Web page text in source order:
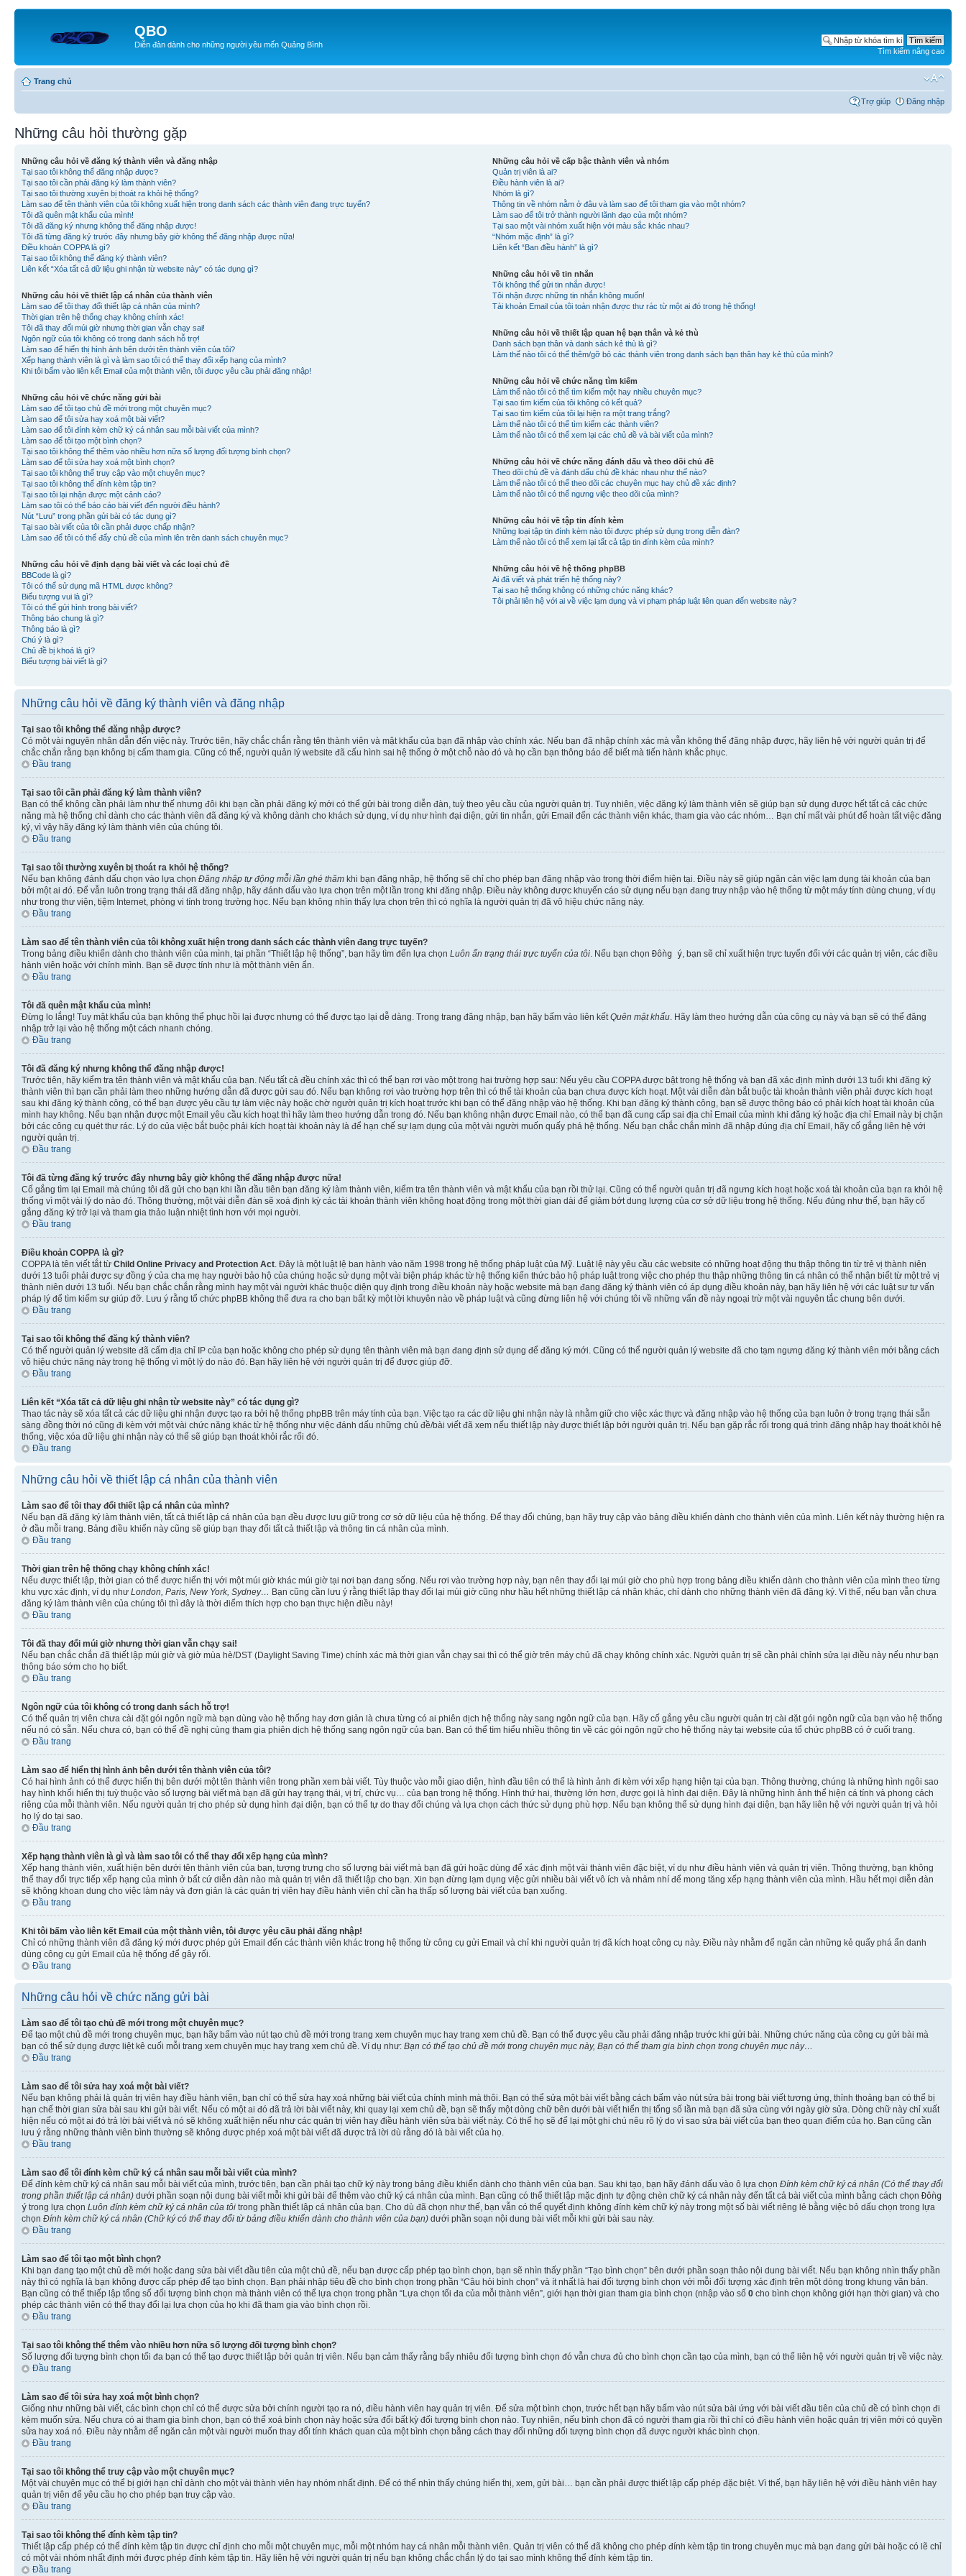
QBO
Diễn đàn dành cho những người yêu mến Quảng Bình
Tìm kiếm nâng cao
Trang chủ
Trợ giúp Đăng nhập
Những câu hỏi thường gặp
Những câu hỏi về đăng ký thành viên và đăng nhập
Tại sao tôi không thể đăng nhập được?
Tại sao tôi cần phải đăng ký làm thành viên?
Tại sao tôi thường xuyên bị thoát ra khỏi hệ thống?
Làm sao để tên thành viên của tôi không xuất hiện trong danh sách các thành viên đang trực tuyến?
Tôi đã quên mật khẩu của mình!
Tôi đã đăng ký nhưng không thể đăng nhập được!
Tôi đã từng đăng ký trước đây nhưng bây giờ không thể đăng nhập được nữa!
Điều khoản COPPA là gì?
Tại sao tôi không thể đăng ký thành viên?
Liên kết “Xóa tất cả dữ liệu ghi nhận từ website này” có tác dụng gì?
Những câu hỏi về thiết lập cá nhân của thành viên
Làm sao để tôi thay đổi thiết lập cá nhân của mình?
Thời gian trên hệ thống chạy không chính xác!
Tôi đã thay đổi múi giờ nhưng thời gian vẫn chạy sai!
Ngôn ngữ của tôi không có trong danh sách hỗ trợ!
Làm sao để hiển thị hình ảnh bên dưới tên thành viên của tôi?
Xếp hạng thành viên là gì và làm sao tôi có thể thay đổi xếp hạng của mình?
Khi tôi bấm vào liên kết Email của một thành viên, tôi được yêu cầu phải đăng nhập!
Những câu hỏi về chức năng gửi bài
Làm sao để tôi tạo chủ đề mới trong một chuyên mục?
Làm sao để tôi sửa hay xoá một bài viết?
Làm sao để tôi đính kèm chữ ký cá nhân sau mỗi bài viết của mình?
Làm sao để tôi tạo một bình chọn?
Tại sao tôi không thể thêm vào nhiều hơn nữa số lượng đối tượng bình chọn?
Làm sao để tôi sửa hay xoá một bình chọn?
Tại sao tôi không thể truy cập vào một chuyên mục?
Tại sao tôi không thể đính kèm tập tin?
Tại sao tôi lại nhận được một cảnh cáo?
Làm sao tôi có thể báo cáo bài viết đến người điều hành?
Nút “Lưu” trong phần gửi bài có tác dụng gì?
Tại sao bài viết của tôi cần phải được chấp nhận?
Làm sao để tôi có thể đẩy chủ đề của mình lên trên danh sách chuyên mục?
Những câu hỏi về định dạng bài viết và các loại chủ đề
BBCode là gì?
Tôi có thể sử dụng mã HTML được không?
Biểu tượng vui là gì?
Tôi có thể gửi hình trong bài viết?
Thông báo chung là gì?
Thông báo là gì?
Chú ý là gì?
Chủ đề bị khoá là gì?
Biểu tượng bài viết là gì?
Những câu hỏi về cấp bậc thành viên và nhóm
Quản trị viên là ai?
Điều hành viên là ai?
Nhóm là gì?
Thông tin về nhóm nằm ở đâu và làm sao để tôi tham gia vào một nhóm?
Làm sao để tôi trở thành người lãnh đạo của một nhóm?
Tại sao một vài nhóm xuất hiện với màu sắc khác nhau?
“Nhóm mặc định” là gì?
Liên kết “Ban điều hành” là gì?
Những câu hỏi về tin nhắn
Tôi không thể gửi tin nhắn được!
Tôi nhận được những tin nhắn không muốn!
Tài khoản Email của tôi toàn nhận được thư rác từ một ai đó trong hệ thống!
Những câu hỏi về thiết lập quan hệ bạn thân và kẻ thù
Danh sách bạn thân và danh sách kẻ thù là gì?
Làm thế nào tôi có thể thêm/gỡ bỏ các thành viên trong danh sách bạn thân hay kẻ thù của mình?
Những câu hỏi về chức năng tìm kiếm
Làm thế nào tôi có thể tìm kiếm một hay nhiều chuyên mục?
Tại sao tìm kiếm của tôi không có kết quả?
Tại sao tìm kiếm của tôi lại hiện ra một trang trắng?
Làm thế nào tôi có thể tìm kiếm các thành viên?
Làm thế nào tôi có thể xem lại các chủ đề và bài viết của mình?
Những câu hỏi về chức năng đánh dấu và theo dõi chủ đề
Theo dõi chủ đề và đánh dấu chủ đề khác nhau như thế nào?
Làm thế nào tôi có thể theo dõi các chuyên mục hay chủ đề xác định?
Làm thế nào tôi có thể ngưng việc theo dõi của mình?
Những câu hỏi về tập tin đính kèm
Những loại tập tin đính kèm nào tôi được phép sử dụng trong diễn đàn?
Làm thế nào tôi có thể xem lại tất cả tập tin đính kèm của mình?
Những câu hỏi về hệ thống phpBB
Ai đã viết và phát triển hệ thống này?
Tại sao hệ thống không có những chức năng khác?
Tôi phải liên hệ với ai về việc lạm dụng và vi phạm pháp luật liên quan đến website này?
Những câu hỏi về đăng ký thành viên và đăng nhập
Tại sao tôi không thể đăng nhập được?
Có một vài nguyên nhân dẫn đến việc này. Trước tiên, hãy chắc chắn rằng tên thành viên và mật khẩu của bạn đã nhập vào chính xác. Nếu bạn đã nhập chính xác mà vẫn không thể đăng nhập được, hãy liên hệ với người quản trị để
chắc chắn rằng bạn không bị cấm tham gia. Cũng có thể, người quản lý website đã cấu hình sai hệ thống ở một chỗ nào đó và họ cần bạn thông báo để biết mà tiến hành khắc phục.
Đầu trang
Tại sao tôi cần phải đăng ký làm thành viên?
Bạn có thể không cần phải làm như thế nhưng đôi khi bạn cần phải đăng ký mới có thể gửi bài trong diễn đàn, tuỳ theo yêu cầu của người quản trị. Tuy nhiên, việc đăng ký làm thành viên sẽ giúp bạn sử dụng được hết tất cả các chức
năng mà hệ thống chỉ dành cho các thành viên đã đăng ký và không dành cho khách sử dụng, ví dụ như hình đại diện, gửi tin nhắn, gửi Email đến các thành viên khác, tham gia vào các nhóm… Bạn chỉ mất vài phút để hoàn tất việc đăng
ký, vì vậy hãy đăng ký làm thành viên của chúng tôi.
Đầu trang
Tại sao tôi thường xuyên bị thoát ra khỏi hệ thống?
Nếu bạn không đánh dấu chọn vào lựa chọn Đăng nhập tự động mỗi lần ghé thăm khi bạn đăng nhập, hệ thống sẽ chỉ cho phép bạn đăng nhập vào trong thời điểm hiện tại. Điều này sẽ giúp ngăn cản việc lạm dụng tài khoản của bạn
bởi một ai đó. Để vẫn luôn trong trạng thái đã đăng nhập, hãy đánh dấu vào lựa chọn trên một lần trong khi đăng nhập. Điều này không được khuyến cáo sử dụng nếu bạn đang truy nhập vào hệ thống từ một máy tính dùng chung, ví dụ
như trong thư viện, tiệm Internet, phòng vi tính trong trường học. Nếu bạn không nhìn thấy lựa chọn trên thì có nghĩa là người quản trị đã vô hiệu chức năng này.
Đầu trang
Làm sao để tên thành viên của tôi không xuất hiện trong danh sách các thành viên đang trực tuyến?
Trong bảng điều khiển dành cho thành viên của mình, tại phần “Thiết lập hệ thống”, bạn hãy tìm đến lựa chọn Luôn ẩn trạng thái trực tuyến của tôi . Nếu bạn chọn Đồng ý , bạn sẽ chỉ xuất hiện trực tuyến đối với các quản trị viên, các điều
hành viên hoặc với chính mình. Bạn sẽ được tính như là một thành viên ẩn.
Đầu trang
Tôi đã quên mật khẩu của mình!
Đừng lo lắng! Tuy mật khẩu của bạn không thể phục hồi lại được nhưng có thể được tạo lại dễ dàng. Trong trang đăng nhập, bạn hãy bấm vào liên kết Quên mật khẩu . Hãy làm theo hướng dẫn của công cụ này và bạn sẽ có thể đăng
nhập trở lại vào hệ thống một cách nhanh chóng.
Đầu trang
Tôi đã đăng ký nhưng không thể đăng nhập được!
Trước tiên, hãy kiểm tra tên thành viên và mật khẩu của bạn. Nếu tất cả đều chính xác thì có thể bạn rơi vào một trong hai trường hợp sau: Nếu yêu cầu COPPA được bật trong hệ thống và bạn đã xác định mình dưới 13 tuổi khi đăng ký
thành viên thì bạn cần phải làm theo những hướng dẫn đã được gửi sau đó. Nếu bạn không rơi vào trường hợp trên thì có thể tài khoản của bạn chưa được kích hoạt. Một vài diễn đàn bắt buộc tài khoản thành viên phải được kích hoạt
sau khi đăng ký thành công, có thể bạn được yêu cầu tự làm việc này hoặc chờ người quản trị kích hoạt trước khi bạn có thể đăng nhập vào hệ thống. Khi bạn đăng ký thành công, bạn sẽ được thông báo có phải kích hoạt tài khoản của
mình hay không. Nếu bạn nhận được một Email yêu cầu kích hoạt thì hãy làm theo hướng dẫn trong đó. Nếu bạn không nhận được Email nào, có thể bạn đã cung cấp sai địa chỉ Email của mình khi đăng ký hoặc địa chỉ Email này bị chặn
bởi các công cụ quét thư rác. Lý do của việc bắt buộc phải kích hoạt tài khoản này là để hạn chế sự lạm dụng của một vài người muốn quấy phá hệ thống. Nếu bạn chắc chắn mình đã nhập đúng địa chỉ Email, hãy cố gắng liên hệ với
người quản trị.
Đầu trang
Tôi đã từng đăng ký trước đây nhưng bây giờ không thể đăng nhập được nữa!
Cố gắng tìm lại Email mà chúng tôi đã gửi cho bạn khi lần đầu tiên bạn đăng ký làm thành viên, kiểm tra tên thành viên và mật khẩu của bạn rồi thử lại. Cũng có thể người quản trị đã ngưng kích hoạt hoặc xoá tài khoản của bạn ra khỏi hệ
thống vì một vài lý do nào đó. Thông thường, một vài diễn đàn sẽ xoá định kỳ các tài khoản thành viên không hoạt động trong một thời gian dài để giảm bớt dung lượng của cơ sở dữ liệu trong hệ thống. Nếu đúng như thế, bạn hãy cố
gắng đăng ký trở lại và tham gia thảo luận nhiệt tình hơn với mọi người.
Đầu trang
Điều khoản COPPA là gì?
COPPA là tên viết tắt từ Child Online Privacy and Protection Act . Đây là một luật lệ ban hành vào năm 1998 trong hệ thống pháp luật của Mỹ. Luật lệ này yêu cầu các website có những hoạt động thu thập thông tin từ trẻ vị thành niên
dưới 13 tuổi phải được sự đồng ý của cha mẹ hay người bảo hộ của chúng hoặc sử dụng một vài biện pháp khác từ hệ thống kiến thức bảo hộ pháp luật trong việc cho phép thu thập những thông tin cá nhân có thể nhận biết từ một trẻ vị
thành niên dưới 13 tuổi. Nếu bạn chắc chắn rằng mình hay một vài người khác thuộc diện quy định trong điều khoản này hoặc website mà bạn đang đăng ký thành viên có áp dụng điều khoản này, bạn hãy liên hệ với các luật sư tư vấn
pháp lý để tìm kiếm sự giúp đỡ. Lưu ý rằng tổ chức phpBB không thể đưa ra cho bạn bất kỳ một lời khuyên nào về pháp luật và cũng đừng liên hệ với chúng tôi về những vấn đề này ngoại trừ một vài nguyên tắc chung bên dưới.
Đầu trang
Tại sao tôi không thể đăng ký thành viên?
Có thể người quản lý website đã cấm địa chỉ IP của bạn hoặc không cho phép sử dụng tên thành viên mà bạn đang định sử dụng để đăng ký mới. Cũng có thể người quản lý website đã cho tạm ngưng đăng ký thành viên mới bằng cách
vô hiệu chức năng này trong hệ thống vì một lý do nào đó. Bạn hãy liên hệ với người quản trị để được giúp đỡ.
Đầu trang
Liên kết “Xóa tất cả dữ liệu ghi nhận từ website này” có tác dụng gì?
Thao tác này sẽ xóa tất cả các dữ liệu ghi nhận được tạo ra bởi hệ thống phpBB trên máy tính của bạn. Việc tạo ra các dữ liệu ghi nhận này là nhằm giữ cho việc xác thực và đăng nhập vào hệ thống của bạn luôn ở trong trạng thái sẵn
sàng đồng thời nó cũng đi kèm với một vài chức năng khác từ hệ thống như việc đánh dấu những chủ đề/bài viết đã xem nếu thiết lập này được thiết lập bởi người quản trị. Nếu bạn gặp rắc rối trong quá trình đăng nhập hay thoát khỏi hệ
thống, việc xóa dữ liệu ghi nhận này có thể sẽ giúp bạn thoát khỏi rắc rối đó.
Đầu trang
Những câu hỏi về thiết lập cá nhân của thành viên
Làm sao để tôi thay đổi thiết lập cá nhân của mình?
Nếu bạn đã đăng ký làm thành viên, tất cả thiết lập cá nhân của bạn đều được lưu giữ trong cơ sở dữ liệu của hệ thống. Để thay đổi chúng, bạn hãy truy cập vào bảng điều khiển dành cho thành viên của mình. Liên kết này thường hiện ra
ở đầu mỗi trang. Bảng điều khiển này cũng sẽ giúp bạn thay đổi tất cả thiết lập và thông tin cá nhân của mình.
Đầu trang
Thời gian trên hệ thống chạy không chính xác!
Nếu được thiết lập, thời gian có thể được hiển thị với một múi giờ khác múi giờ tại nơi bạn đang sống. Nếu rơi vào trường hợp này, bạn nên thay đổi lại múi giờ cho phù hợp trong bảng điều khiển dành cho thành viên của mình theo từng
khu vực xác định, ví dụ như London, Paris, New York, Sydney… Bạn cũng cần lưu ý rằng thiết lập thay đổi lại múi giờ cũng như hầu hết những thiết lập cá nhân khác, chỉ dành cho những thành viên đã đăng ký. Vì thế, nếu bạn vẫn chưa
đăng ký làm thành viên của chúng tôi thì đây là thời điểm thích hợp cho bạn thực hiện điều này!
Đầu trang
Tôi đã thay đổi múi giờ nhưng thời gian vẫn chạy sai!
Nếu bạn chắc chắn đã thiết lập múi giờ và giờ mùa hè/DST (Daylight Saving Time) chính xác mà thời gian vẫn chạy sai thì có thể giờ trên máy chủ đã chạy không chính xác. Người quản trị sẽ cần phải chỉnh sửa lại điều này nếu như bạn
thông báo sớm cho họ biết.
Đầu trang
Ngôn ngữ của tôi không có trong danh sách hỗ trợ!
Có thể quản trị viên chưa cài đặt gói ngôn ngữ mà bạn dùng vào hệ thống hay đơn giản là chưa từng có ai phiên dịch hệ thống này sang ngôn ngữ của bạn. Hãy cố gắng yêu cầu người quản trị cài đặt gói ngôn ngữ của bạn vào hệ thống
nếu nó có sẵn. Nếu chưa có, bạn có thể đề nghị cùng tham gia phiên dịch hệ thống sang ngôn ngữ của bạn. Bạn có thể tìm hiểu nhiều thông tin về các gói ngôn ngữ cho hệ thống này tại website của tổ chức phpBB có ở cuối trang.
Đầu trang
Làm sao để hiển thị hình ảnh bên dưới tên thành viên của tôi?
Có hai hình ảnh có thể được hiển thị bên dưới một tên thành viên trong phần xem bài viết. Tùy thuộc vào mỗi giao diện, hình đầu tiên có thể là hình ảnh đi kèm với xếp hạng hiện tại của bạn. Thông thường, chúng là những hình ngôi sao
hay hình khối hiển thị tuỳ thuộc vào số lượng bài viết mà bạn đã gửi hay trạng thái, vị trí, chức vụ… của bạn trong hệ thống. Hình thứ hai, thường lớn hơn, được gọi là hình đại diện. Đây là những hình ảnh thể hiện cá tính và phong cách
riêng của mỗi thành viên. Nếu người quản trị cho phép sử dụng hình đại diện, bạn có thể tự do thay đổi chúng và lựa chọn cách thức sử dụng phù hợp. Nếu bạn không thể sử dụng hình đại diện, bạn hãy liên hệ với người quản trị và hỏi
họ lý do tại sao.
Đầu trang
Xếp hạng thành viên là gì và làm sao tôi có thể thay đổi xếp hạng của mình?
Xếp hạng thành viên, xuất hiện bên dưới tên thành viên của bạn, tượng trưng cho số lượng bài viết mà bạn đã gửi hoặc dùng để xác định một vài thành viên đặc biệt, ví dụ như điều hành viên và quản trị viên. Thông thường, bạn không
thể thay đổi trực tiếp xếp hạng của mình ở bất cứ diễn đàn nào mà quản trị viên đã thiết lập cho bạn. Xin bạn đừng lạm dụng việc gửi nhiều bài viết vô ích và nhảm nhí để mong tăng xếp hạng thành viên của mình. Hầu hết mọi diễn đàn
sẽ không khoan dung cho việc làm này và đơn giản là các quản trị viên hay điều hành viên chỉ cần hạ thấp số lượng bài viết của bạn xuống.
Đầu trang
Khi tôi bấm vào liên kết Email của một thành viên, tôi được yêu cầu phải đăng nhập!
Chỉ có những thành viên đã đăng ký mới được phép gửi Email đến các thành viên khác trong hệ thống từ công cụ gửi Email và chỉ khi người quản trị đã kích hoạt công cụ này. Điều này nhằm để ngăn cản những kẻ quấy phá ẩn danh
dùng công cụ gửi Email của hệ thống để gây rối.
Đầu trang
Những câu hỏi về chức năng gửi bài
Làm sao để tôi tạo chủ đề mới trong một chuyên mục?
Để tạo một chủ đề mới trong chuyên mục, bạn hãy bấm vào nút tạo chủ đề mới trong trang xem chuyên mục hay trang xem chủ đề. Bạn có thể được yêu cầu phải đăng nhập trước khi gửi bài. Những chức năng của công cụ gửi bài mà
bạn có thể sử dụng được liệt kê cuối mỗi trang xem chuyên mục hay trang xem chủ đề. Ví dụ như: Bạn có thể tạo chủ đề mới trong chuyên mục này, Bạn có thể tham gia bình chọn trong chuyên mục này…
Đầu trang
Làm sao để tôi sửa hay xoá một bài viết?
Nếu bạn không phải là quản trị viên hay điều hành viên, bạn chỉ có thể sửa hay xoá những bài viết của chính mình mà thôi. Bạn có thể sửa một bài viết bằng cách bấm vào nút sửa bài trong bài viết tương ứng, thỉnh thoảng bạn có thể bị
hạn chế thời gian sửa bài sau khi gửi bài viết. Nếu có một ai đó đã trả lời bài viết này, khi quay lại xem chủ đề, bạn sẽ thấy một dòng chữ bên dưới bài viết hiển thị tổng số lần mà bạn đã sửa cùng với ngày giờ sửa. Dòng chữ này chỉ xuất
hiện nếu có một ai đó trả lời bài viết và nó sẽ không xuất hiện nếu như các quản trị viên hay điều hành viên sửa bài viết này. Có thể họ sẽ để lại một ghi chú nêu rõ lý do vì sao sửa bài viết của bạn theo quan điểm của họ. Bạn cũng cần
lưu ý rằng những thành viên bình thường sẽ không được phép xoá một bài viết đã được trả lời dù rằng đó là bài viết của họ.
Đầu trang
Làm sao để tôi đính kèm chữ ký cá nhân sau mỗi bài viết của mình?
Để đính kèm chữ ký cá nhân sau mỗi bài viết của mình, trước tiên, bạn cần phải tạo chữ ký này trong bảng điều khiển dành cho thành viên của bạn. Sau khi tạo, bạn hãy đánh dấu vào ô lựa chọn Đính kèm chữ ký cá nhân (Có thể thay đổi
trong phần thiết lập cá nhân) dưới phần soạn nội dung bài viết mỗi khi gửi bài để thêm vào chữ ký cá nhân của mình. Bạn cũng có thể thiết lập mặc định tự động chèn chữ ký cá nhân này đến tất cả bài viết của mình bằng cách chọn Đồng
ý trong lựa chọn Luôn đính kèm chữ ký cá nhân của tôi trong phần thiết lập cá nhân của bạn. Cho dù đã chọn như thế, bạn vẫn có thể quyết định không đính kèm chữ ký này trong một số bài viết riêng lẻ bằng việc bỏ dấu chọn trong lựa
chọn Đính kèm chữ ký cá nhân (Chữ ký có thể thay đổi từ bảng điều khiển dành cho thành viên của bạn) dưới phần soạn nội dung bài viết mỗi khi gửi bài sau này.
Đầu trang
Làm sao để tôi tạo một bình chọn?
Khi bạn đang tạo một chủ đề mới hoặc đang sửa bài viết đầu tiên của một chủ đề, nếu bạn được cấp phép tạo bình chọn, bạn sẽ nhìn thấy phần “Tạo bình chọn” bên dưới phần soạn thảo nội dung bài viết. Nếu bạn không nhìn thấy phần
này thì có nghĩa là bạn không được cấp phép để tạo bình chọn. Bạn phải nhập tiêu đề cho bình chọn trong phần “Câu hỏi bình chọn” và ít nhất là hai đối tượng bình chọn với mỗi đối tượng xác định trên một dòng trong khung văn bản.
Bạn cũng có thể thiếp lập tổng số đối tượng bình chọn mà thành viên có thể lựa chọn trong phần “Lựa chọn tối đa của mỗi thành viên”, giới hạn thời gian tham gia bình chọn (nhập vào số 0 cho bình chọn không giới hạn thời gian) và cho
phép các thành viên có thể thay đổi lại lựa chọn của họ khi đã tham gia vào bình chọn rồi.
Đầu trang
Tại sao tôi không thể thêm vào nhiều hơn nữa số lượng đối tượng bình chọn?
Số lượng đối tượng bình chọn tối đa bạn có thể tạo được thiết lập bởi quản trị viên. Nếu bạn cảm thấy rằng bấy nhiêu đối tượng bình chọn đó vẫn chưa đủ cho bình chọn cần tạo của mình, bạn có thể liên hệ với người quản trị về việc này.
Đầu trang
Làm sao để tôi sửa hay xoá một bình chọn?
Giống như những bài viết, các bình chọn chỉ có thể được sửa bởi chính người tạo ra nó, điều hành viên hay quản trị viên. Để sửa một bình chọn, trước hết bạn hãy bấm vào nút sửa bài ứng với bài viết đầu tiên của chủ đề có bình chọn đi
kèm muốn sửa. Nếu chưa có ai tham gia bình chọn, bạn có thể xoá bình chọn này hoặc sửa đổi bất kỳ đối tượng bình chọn nào. Tuy nhiên, nếu bình chọn đã có người tham gia rồi thì chỉ có điều hành viên hoặc quản trị viên mới có quyền
sửa hay xoá nó. Điều này nhằm để ngăn cản một vài người muốn thay đổi tính khách quan của một bình chọn bằng cách thay đổi những đối tượng bình chọn đã được người khác bình chọn.
Đầu trang
Tại sao tôi không thể truy cập vào một chuyên mục?
Một vài chuyên mục có thể bị giới hạn chỉ dành cho một vài thành viên hay nhóm nhất định. Để có thể nhìn thấy chúng hiển thị, xem, gửi bài… bạn cần phải được thiết lập cấp phép đặc biệt. Vì thế, bạn hãy liên hệ với điều hành viên hay
quản trị viên để yêu cầu họ cho phép bạn truy cập vào.
Đầu trang
Tại sao tôi không thể đính kèm tập tin?
Thiết lập cấp phép có thể đính kèm tập tin được chỉ định cho mỗi một chuyên mục, mỗi một nhóm hay cá nhân mỗi thành viên. Quản trị viên có thể đã không cho phép đính kèm tập tin trong chuyên mục mà bạn đang gửi bài hoặc có lẽ chỉ
có một vài nhóm nhất định mới được phép đính kèm tập tin. Hãy liên hệ với người quản trị nếu bạn không chắc chắn lý do tại sao mình không thể đính kèm tập tin.
Đầu trang